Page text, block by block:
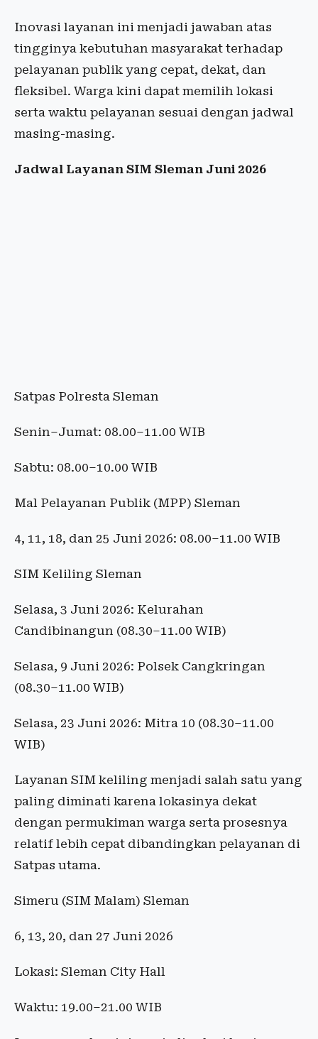
Inovasi layanan ini menjadi jawaban atas
tingginya kebutuhan masyarakat terhadap
pelayanan publik yang cepat, dekat, dan
fleksibel. Warga kini dapat memilih lokasi
serta waktu pelayanan sesuai dengan jadwal
masing-masing.
Jadwal Layanan SIM Sleman Juni 2026
Satpas Polresta Sleman
Senin–Jumat: 08.00–11.00 WIB
Sabtu: 08.00–10.00 WIB
Mal Pelayanan Publik (MPP) Sleman
4, 11, 18, dan 25 Juni 2026: 08.00–11.00 WIB
SIM Keliling Sleman
Selasa, 3 Juni 2026: Kelurahan
Candibinangun (08.30–11.00 WIB)
Selasa, 9 Juni 2026: Polsek Cangkringan
(08.30–11.00 WIB)
Selasa, 23 Juni 2026: Mitra 10 (08.30–11.00
WIB)
Layanan SIM keliling menjadi salah satu yang
paling diminati karena lokasinya dekat
dengan permukiman warga serta prosesnya
relatif lebih cepat dibandingkan pelayanan di
Satpas utama.
Simeru (SIM Malam) Sleman
6, 13, 20, dan 27 Juni 2026
Lokasi: Sleman City Hall
Waktu: 19.00–21.00 WIB